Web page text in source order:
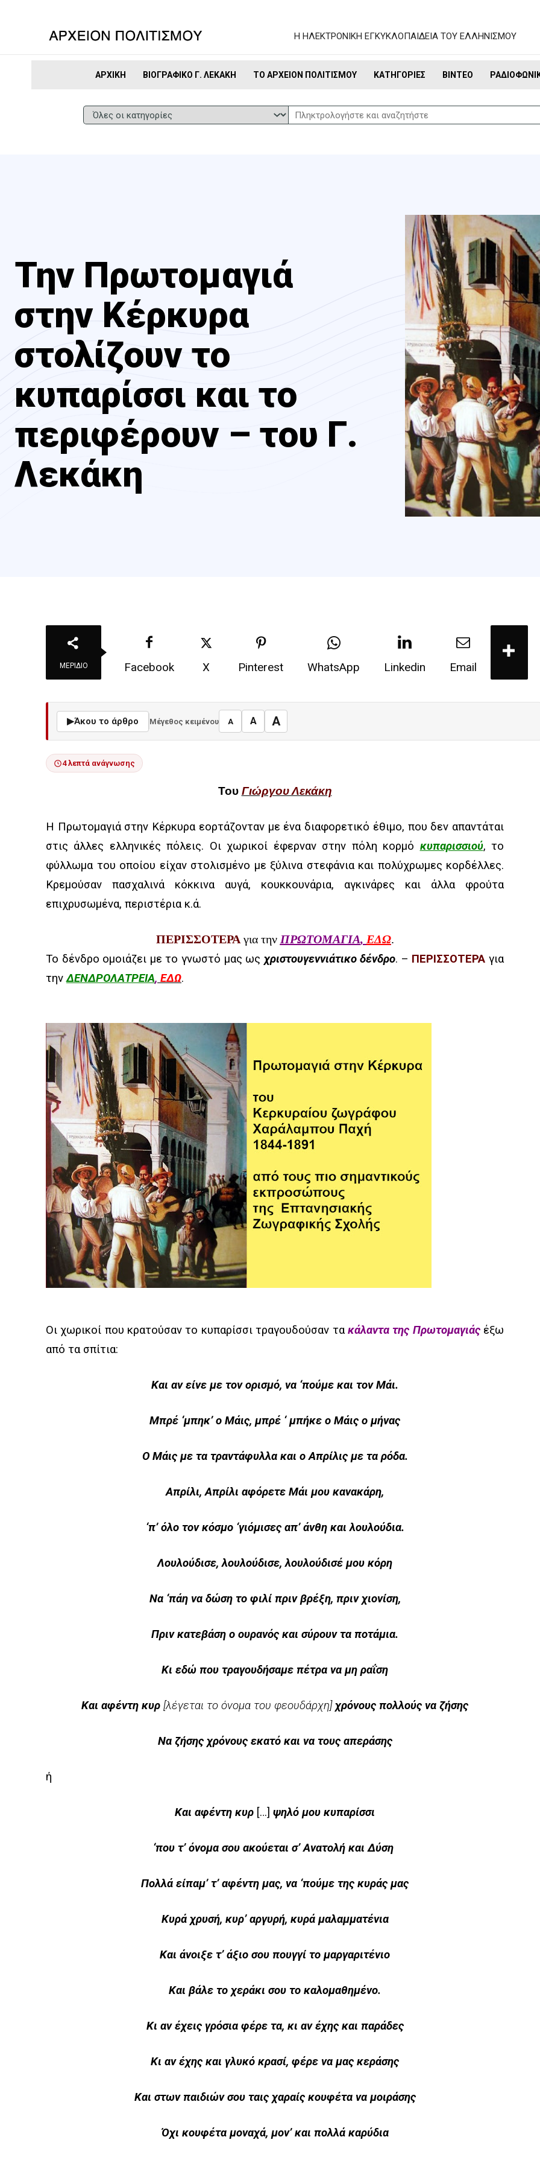
Η ΗΛΕΚΤΡΟΝΙΚΗ ΕΓΚΥΚΛΟΠΑΙΔΕΙΑ ΤΟΥ ΕΛΛΗΝΙΣΜΟΥ
ΑΡΧΙΚΉ ΒΙΟΓΡΑΦΙΚΌ Γ. ΛΕΚΆΚΗ ΤΟ ΑΡΧΕΊΟΝ ΠΟΛΙΤΙΣΜΟΎ ΚΑΤΗΓΟΡΊΕΣ ΒΊΝΤΕΟ
Την Πρωτομαγιά
στην Κέρκυρα
στολίζουν το
κυπαρίσσι και το
περιφέρουν – του Γ.
Λεκάκη
ΜΕΡΊΔΙΟ Facebook X Pinterest WhatsApp Linkedin Email
▶Άκου το άρθρο Μέγεθος κειμένου A A A
4 λεπτά ανάγνωσης
Του Γιώργου Λεκάκη
Η Πρωτομαγιά στην Κέρκυρα εορτάζονταν με ένα διαφορετικό έθιμο, που δεν απαντάται
στις άλλες ελληνικές πόλεις. Οι χωρικοί έφερναν στην πόλη κορμό κυπαρισσιού, το
φύλλωμα του οποίου είχαν στολισμένο με ξύλινα στεφάνια και πολύχρωμες κορδέλλες.
Κρεμούσαν πασχαλινά κόκκινα αυγά, κουκκουνάρια, αγκινάρες και άλλα φρούτα
επιχρυσωμένα, περιστέρια κ.ά.
ΠΕΡΙΣΣΟΤΕΡΑγια την ΠΡΩΤΟΜΑΓΙΑ, ΕΔΩ.
Το δένδρο ομοιάζει με το γνωστό μας ως χριστουγεννιάτικο δένδρο. – ΠΕΡΙΣΣΟΤΕΡΑ για
τηνΔΕΝΔΡΟΛΑΤΡΕΙΑ, ΕΔΩ.
Οι χωρικοί που κρατούσαν το κυπαρίσσι τραγουδούσαν τακάλαντα της Πρωτομαγιάςέξω
από τα σπίτια:
Και αν είνε με τον ορισμό, να ‘πούμε και τον Μάι.
Μπρέ ‘μπηκ’ ο Μάις, μπρέ ‘ μπήκε ο Μάις ο μήνας
Ο Μάις με τα τραντάφυλλα και ο Απρίλις με τα ρόδα.
Απρίλι, Απρίλι αφόρετε Μάι μου κανακάρη,
‘π’ όλο τον κόσμο ‘γιόμισες απ’ άνθη και λουλούδια.
Λουλούδισε, λουλούδισε, λουλούδισέ μου κόρη
Να ‘πάη να δώση το φιλί πριν βρέξη, πριν χιονίση,
Πριν κατεβάση ο ουρανός και σύρουν τα ποτάμια.
Κι εδώ που τραγουδήσαμε πέτρα να μη ραΐση
Και αφέντη κυρ [λέγεται το όνομα του φεουδάρχη]χρόνους πολλούς να ζήσης
Να ζήσης χρόνους εκατό και να τους απεράσης
ή
Και αφέντη κυρ […] ψηλό μου κυπαρίσσι
‘που τ’ όνομα σου ακούεται σ’ Ανατολή και Δύση
Πολλά είπαμ’ τ’ αφέντη μας, να ‘πούμε της κυράς μας
Κυρά χρυσή, κυρ’ αργυρή, κυρά μαλαμματένια
Και άνοιξε τ’ άξιο σου πουγγί το μαργαριτένιο
Και βάλε το χεράκι σου το καλομαθημένο.
Κι αν έχεις γρόσια φέρε τα, κι αν έχης και παράδες
Κι αν έχης και γλυκό κρασί, φέρε να μας κεράσης
Και στων παιδιών σου ταις χαραίς κουφέτα να μοιράσης
Όχι κουφέτα μοναχά, μον’ και πολλά καρύδια